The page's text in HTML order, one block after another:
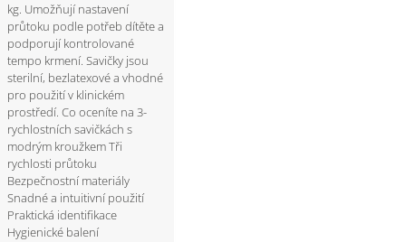
kg. Umožňují nastavení
průtoku podle potřeb dítěte a
podporují kontrolované
tempo krmení. Savičky jsou
sterilní, bezlatexové a vhodné
pro použití v klinickém
prostředí. Co oceníte na 3-
rychlostních savičkách s
modrým kroužkem Tři
rychlosti průtoku
Bezpečnostní materiály
Snadné a intuitivní použití
Praktická identifikace
Hygienické balení